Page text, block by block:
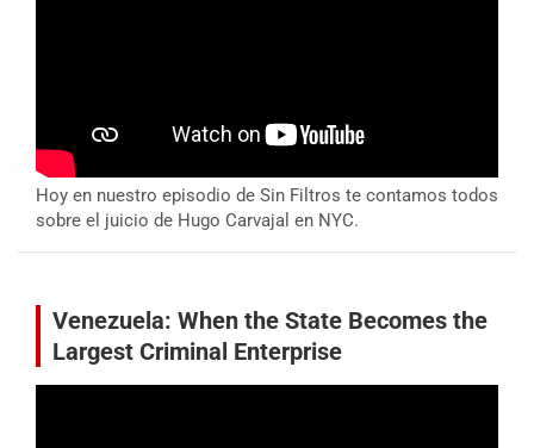
Hoy en nuestro episodio de Sin Filtros te contamos todos
sobre el juicio de Hugo Carvajal en NYC.
Venezuela: When the State Becomes the
Largest Criminal Enterprise